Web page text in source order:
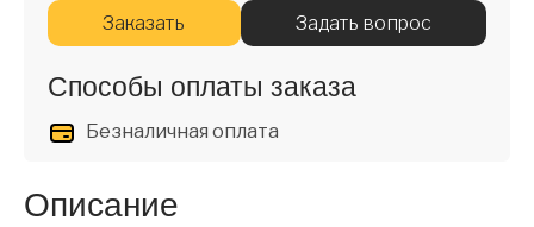
Заказать Задать вопрос
Способы оплаты заказа
Безналичная оплата
Описание